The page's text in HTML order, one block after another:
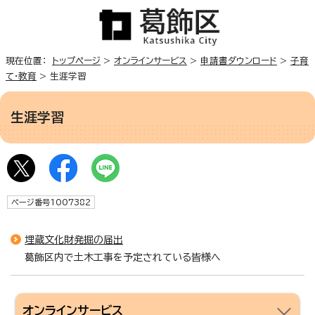
現在位置： トップページ > オンラインサービス > 申請書ダウンロード > 子育
て・教育 > 生涯学習
生涯学習
ページ番号1007382
埋蔵文化財発掘の届出
葛飾区内で土木工事を予定されている皆様へ
オンラインサービス